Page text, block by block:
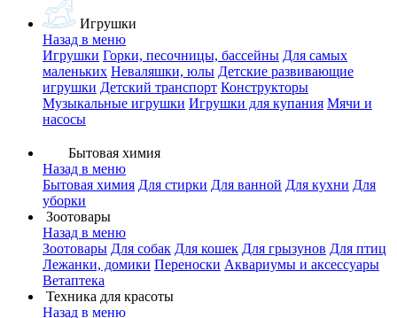
Игрушки
Назад в меню
Игрушки Горки, песочницы, бассейны Для самых
маленьких Неваляшки, юлы Детские развивающие
игрушки Детский транспорт Конструкторы
Музыкальные игрушки Игрушки для купания Мячи и
насосы
Бытовая химия
Назад в меню
Бытовая химия Для стирки Для ванной Для кухни Для
уборки
Зоотовары
Назад в меню
Зоотовары Для собак Для кошек Для грызунов Для птиц
Лежанки, домики Переноски Аквариумы и аксессуары
Ветаптека
Техника для красоты
Назад в меню